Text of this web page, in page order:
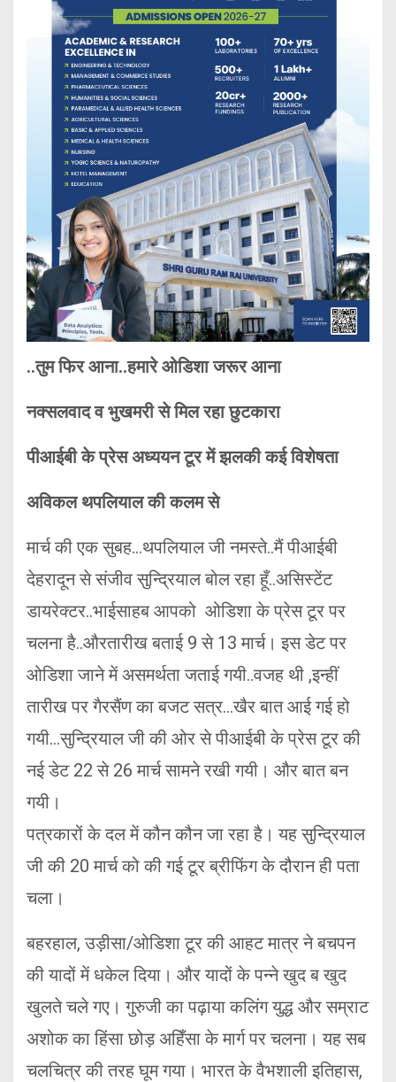
..तुम फिर आना..हमारे ओडिशा जरूर आना
नक्सलवाद व भुखमरी से मिल रहा छुटकारा
पीआईबी के प्रेस अध्ययन टूर में झलकी कई विशेषता
अविकल थपलियाल की कलम से
मार्च की एक सुबह…थपलियाल जी नमस्ते..मैं पीआईबी
देहरादून से संजीव सुन्द्रियाल बोल रहा हूँ..असिस्टेंट
डायरेक्टर..भाईसाहब आपको ओडिशा के प्रेस टूर पर
चलना है..औरतारीख बताई 9 से 13 मार्च। इस डेट पर
ओडिशा जाने में असमर्थता जताई गयी..वजह थी ,इन्हीं
तारीख पर गैरसैंण का बजट सत्र…खैर बात आई गई हो
गयी…सुन्द्रियाल जी की ओर से पीआईबी के प्रेस टूर की
नई डेट 22 से 26 मार्च सामने रखी गयी। और बात बन
गयी।
पत्रकारों के दल में कौन कौन जा रहा है। यह सुन्द्रियाल
जी की 20 मार्च को की गई टूर ब्रीफिंग के दौरान ही पता
चला।
बहरहाल, उड़ीसा/ओडिशा टूर की आहट मात्र ने बचपन
की यादों में धकेल दिया। और यादों के पन्ने खुद ब खुद
खुलते चले गए। गुरुजी का पढ़ाया कलिंग युद्ध और सम्राट
अशोक का हिंसा छोड़ अहिँसा के मार्ग पर चलना। यह सब
चलचित्र की तरह घूम गया। भारत के वैभशाली इतिहास,